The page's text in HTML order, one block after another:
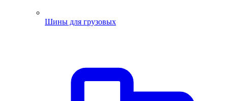
Шины для грузовых